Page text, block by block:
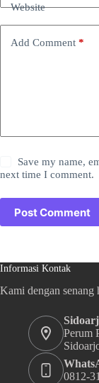
Website
Add Comment *
Save my name,
next time I comment.
Post Comment
Informasi Kontak
Kami dengan
Perum
0812-